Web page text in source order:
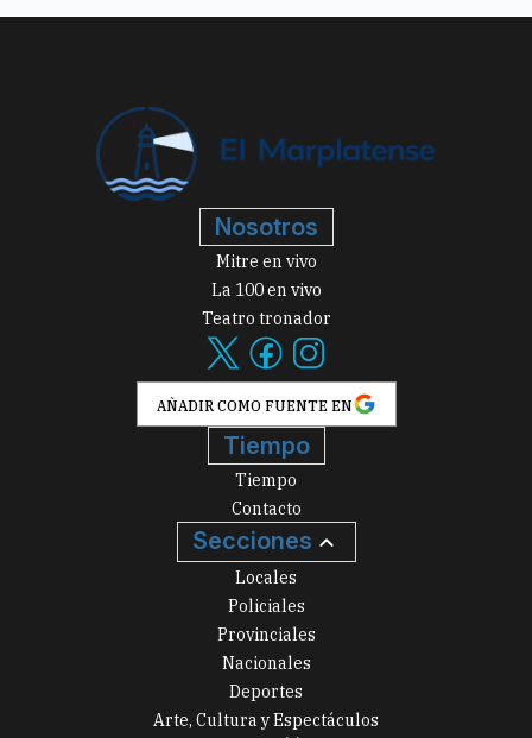
Nosotros
Mitre en vivo
La 100 en vivo
Teatro tronador
AÑADIR COMO FUENTE EN
Tiempo
Tiempo
Contacto
Secciones
Locales
Policiales
Provinciales
Nacionales
Deportes
Arte, Cultura y Espectáculos